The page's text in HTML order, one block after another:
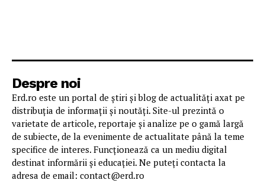
Despre noi
Erd.ro este un portal de știri și blog de actualități axat pe
distribuția de informații și noutăți. Site-ul prezintă o
varietate de articole, reportaje și analize pe o gamă largă
de subiecte, de la evenimente de actualitate până la teme
specifice de interes. Funcționează ca un mediu digital
destinat informării și educației. Ne puteți contacta la
adresa de email: contact@erd.ro